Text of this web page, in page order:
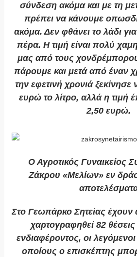
σύνδεση ακόμα και με τη
πρέπει να κάνουμε
ακόμα. Δεν φθάνει το λάδι
πέρα. Η τιμή είναι πολύ
μας από τους
πάρουμε και μετά από έναν
την εφετινή χρονιά ξεκίνησε
ευρώ το λίτρο, αλλά η τιμή
2,50 ευρώ.
Ο Αγροτικός Γυναικείος
Ζάκρου «Μελίων» εν
Στο Γεωπάρκο Σητείας έχουν
χαρτογραφηθεί 82
ενδιαφέροντος, οι
οποίους ο επισκέπτης